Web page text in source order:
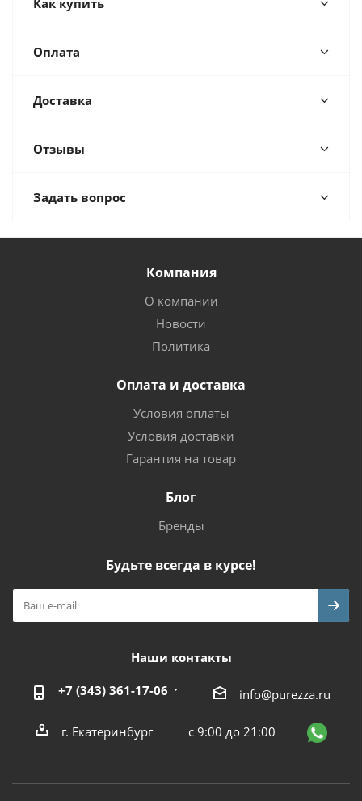
Как купить
Оплата
Доставка
Отзывы
Задать вопрос
Компания
О компании
Новости
Политика
Оплата и доставка
Условия оплаты
Условия доставки
Гарантия на товар
Блог
Бренды
Будьте всегда в курсе!
Наши контакты
+7 (343) 361-17-06 info@purezza.ru
г. Екатеринбург с 9:00 до 21:00